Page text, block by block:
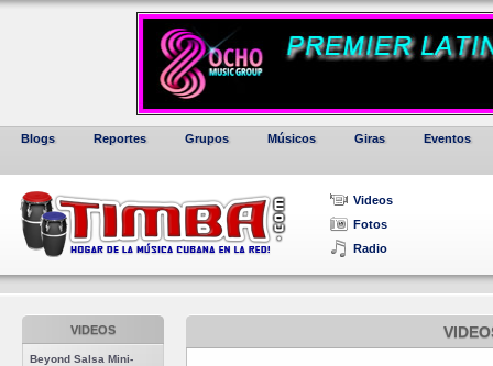
Blogs Reportes Grupos Músicos Giras Eventos
Videos
Fotos
Radio
VIDEOS
Beyond Salsa Mini-